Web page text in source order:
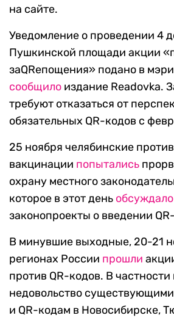
на сайте.
Уведомление о проведении 4
Пушкинской площади акции
заQRепощения» подано в
сообщило издание Readovka.
требуют отказаться от
обязательных QR-кодов с
25 ноября челябинские
вакцинации попытались
охрану местного
которое в этот день обсуждало
законопроекты о введении
В минувшие выходные, 20-21
регионах России прошли
против QR-кодов. В
недовольство
и QR-кодам в Новосибирске,